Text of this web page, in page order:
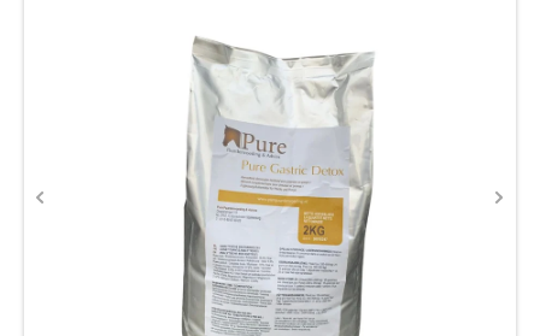
Verzorging
Accessoires en meer
Aanbiedingen